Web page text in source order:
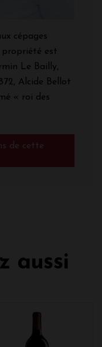
cépages
propriété est
Le Bailly,
Alcide Bellot
« roi des
de cette
aussi